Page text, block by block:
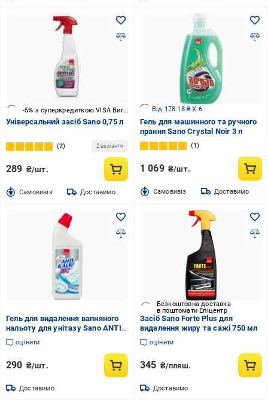
-5% з суперкредиткою VISA Вигода
Універсальний засіб Sano 0,75 л
2 2 варіанти
289 ₴/шт.
Cамовивіз Доставимо
Від 178.18 ₴ X 6
Гель для машинного та ручного
прання Sano Crystal Noir 3 л
1
1 069 ₴/шт.
Cамовивіз Доставимо
Гель для видалення вапняного
нальоту для унітазу Sano ANTI
KALK WC 750 мл (287621)
оцінити
290 ₴/шт.
Доставимо
Безкоштовна доставка
в поштомати Епіцентр
Засіб Sano Forte Plus для
видалення жиру та сажі 750 мл
оцінити
345 ₴/пляш.
Доставимо